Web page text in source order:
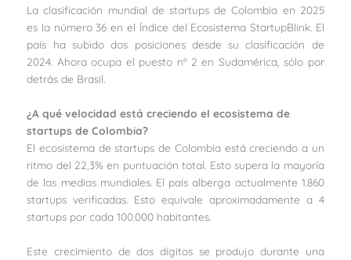
La clasificación mundial de startups de Colombia en 2025
es la número 36 en el Índice del Ecosistema StartupBlink. El
país ha subido dos posiciones desde su clasificación de
2024. Ahora ocupa el puesto nº 2 en Sudamérica, sólo por
detrás de Brasil.
¿A qué velocidad está creciendo el ecosistema de
startups de Colombia?
El ecosistema de startups de Colombia está creciendo a un
ritmo del 22,3% en puntuación total. Esto supera la mayoría
de las medias mundiales. El país alberga actualmente 1.860
startups verificadas. Esto equivale aproximadamente a 4
startups por cada 100.000 habitantes.
Este crecimiento de dos dígitos se produjo durante una